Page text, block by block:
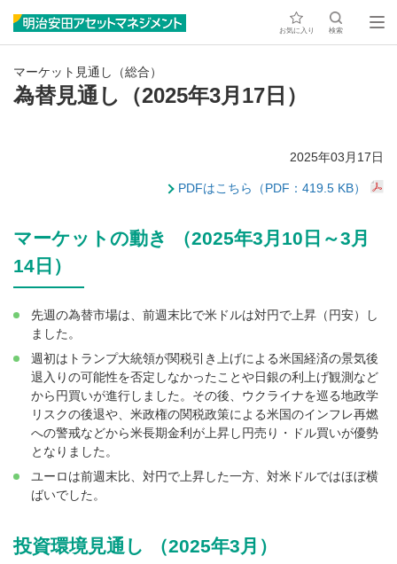
お気に入り 検索
マーケット見通し（総合）
為替見通し（2025年3月17日）
2025年03月17日
PDFはこちら（PDF：419.5 KB）
マーケットの動き （2025年3月10日～3月
14日）
先週の為替市場は、前週末比で米ドルは対円で上昇（円安）し
ました。
週初はトランプ大統領が関税引き上げによる米国経済の景気後
退入りの可能性を否定しなかったことや日銀の利上げ観測など
から円買いが進行しました。その後、ウクライナを巡る地政学
リスクの後退や、米政権の関税政策による米国のインフレ再燃
への警戒などから米長期金利が上昇し円売り・ドル買いが優勢
となりました。
ユーロは前週末比、対円で上昇した一方、対米ドルではほぼ横
ばいでした。
投資環境見通し （2025年3月）